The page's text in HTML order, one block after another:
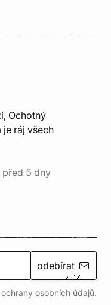
Ochotný
je ráj všech
před 5 dny
odebírat
osobních údajů.